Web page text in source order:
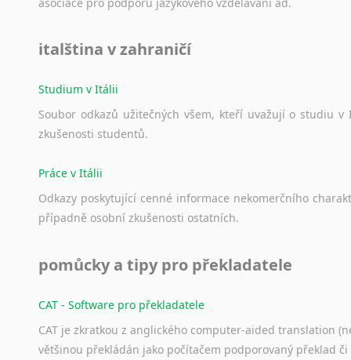
italština v zahraničí
Studium v Itálii
Soubor odkazů užitečných všem, kteří uvažují o studiu v
zkušenosti studentů.
Práce v Itálii
Odkazy poskytující cenné informace nekomerčního
případně osobní zkušenosti ostatních.
pomůcky a tipy pro překladatele
CAT - Software pro překladatele
CAT je zkratkou z anglického computer-aided translation
většinou překládán jako počítačem podporovaný překlad